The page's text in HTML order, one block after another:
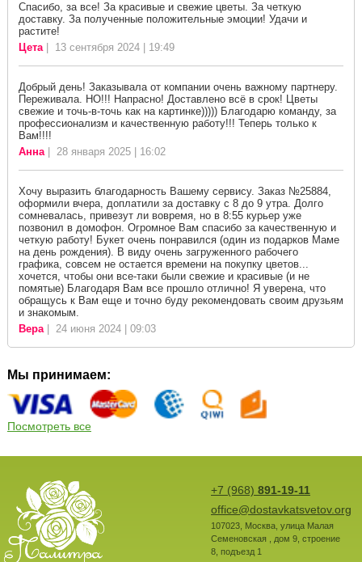
Спасибо, за все! За красивые и свежие цветы. За четкую
доставку. За полученные положительные эмоции! Удачи и
растите!
Цета| 13 сентября 2024 | 19:49
Добрый день! Заказывала от компании очень важному партнеру.
Переживала. НО!!! Напрасно! Доставлено всё в срок! Цветы
свежие и точь-в-точь как на картинке))))) Благодарю команду, за
профессионализм и качественную работу!!! Теперь только к
Вам!!!!
Анна| 28 января 2025 | 16:02
Хочу выразить благодарность Вашему сервису. Заказ №25884,
оформили вчера, доплатили за доставку с 8 до 9 утра. Долго
сомневалась, привезут ли вовремя, но в 8:55 курьер уже
позвонил в домофон. Огромное Вам спасибо за качественную и
четкую работу! Букет очень понравился (один из подарков Маме
на день рождения). В виду очень загруженного рабочего
графика, совсем не остается времени на покупку цветов...
хочется, чтобы они все-таки были свежие и красивые (и не
помятые) Благодаря Вам все прошло отлично! Я уверена, что
обращусь к Вам еще и точно буду рекомендовать своим друзьям
и знакомым.
Вера| 24 июня 2024 | 09:03
Мы принимаем:
Посмотреть все
+7 (968) 891-19-11
office@dostavkatsvetov.org
107023, Москва, улица Малая
Семеновская , дом 9, строение
8, подъезд 1